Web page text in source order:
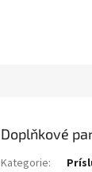
Doplňkové
Kategorie: